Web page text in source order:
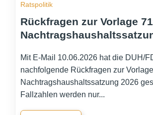
Ratspolitik
Rückfragen zur Vorlage
Mit E-Mail 10.06.2026 hat die DUH/
nachfolgende Rückfragen zur
Nachtragshaushaltssatzung 2026
Fallzahlen werden nur...